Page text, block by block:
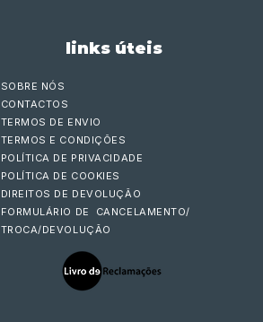
links úteis
SOBRE NÓS
CONTACTOS
TERMOS DE ENVIO
TERMOS E CONDIÇÕES
POLÍTICA DE PRIVACIDADE
POLÍTICA DE COOKIES
DIREITOS DE DEVOLUÇÃO
FORMULÁRIO DE CANCELAMENTO/
TROCA/DEVOLUÇÃO